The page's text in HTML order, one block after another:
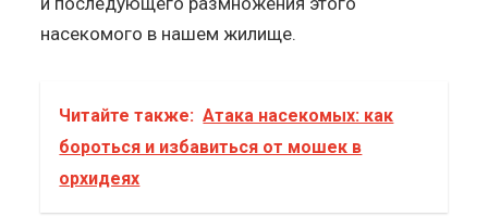
насекомого в нашем жилище.
Читайте также: Атака насекомых: как
бороться и избавиться от мошек в
орхидеях